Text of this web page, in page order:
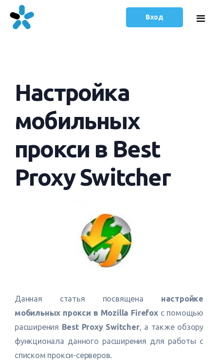
Тарифы
English
Вход
Настройка
мобильных
прокси в Best
Proxy Switcher
Данная статья посвящена настройке
мобильных прокси в Mozilla Firefoxс помощью
расширения Best Proxy Switcher, а также обзору
функционала данного расширения для работы с
списком прокси-серверов.